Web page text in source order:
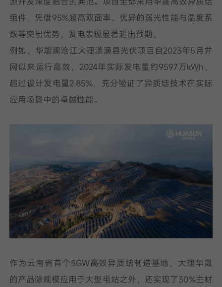
组件，凭借95%超高双面率、优异的弱光性能与温度系
数等突出优势，发电表现显著超出预期。
例如，华能澜沧江大理漾濞县光伏项目自2023年5月并
网以来运行高效，2024年实际发电量约9597万kWh，
超过设计发电量2.85%，充分验证了异质结技术在实际
应用场景中的卓越性能。
作为云南省首个5GW高效异质结制造基地，大理华晟
的产品除规模应用于大型电站之外，还实现了30%主材